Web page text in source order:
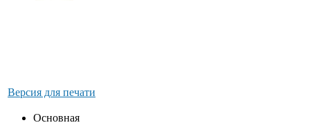
Версия для печати
Основная